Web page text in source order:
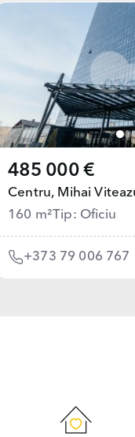
485 000 €
Centru, Mihai
160 m²Tip: Oficiu
+373 79 006 767